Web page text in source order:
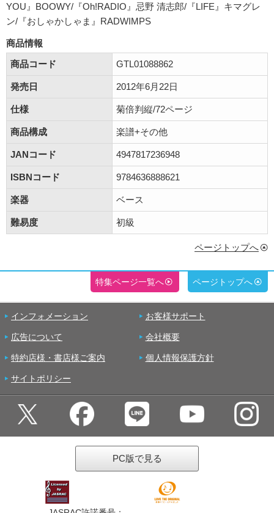
YOU』BOOWY/『Oh!RADIO』忌野 清志郎/『LIFE』キマグレ
ン/『おしゃかしゃま』RADWIMPS
商品情報
商品コード
GTL01088862
発売日 2012年6月22日
仕様 菊倍判縦/72ページ
商品構成 楽譜+その他
JANコード 4947817236948
ISBNコード 9784636888621
楽器 ベース
難易度 初級
ページトップへ
特集ページ一覧へ ページトップへ
インフォメーション お客様サポート
広告について 会社概要
特約店様・書店様ご案内 個人情報保護方針
サイトポリシー
PC版で見る